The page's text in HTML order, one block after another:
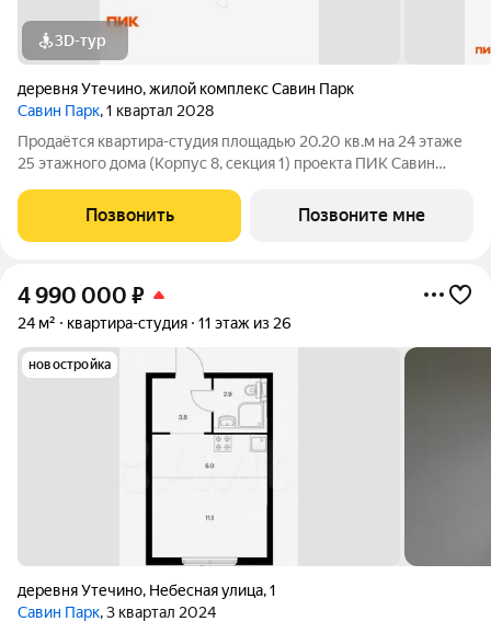
3D-тур
деревня Утечино,жилой комплекс Савин Парк
Савин Парк, 1 квартал 2028
Продаётся квартира-студия площадью 20.20 кв.м на 24 этаже
25 этажного дома (Корпус 8, секция 1) проекта ПИК Савин
функциональная планировка, большие окна, с отделкой. Жилой
квартал «Савин парк»
Позвонить Позвоните мне
4 990 000 ₽
24 м² квартира-студия 11 этаж из 26
новостройка
деревня Утечино, Небесная улица,1
Савин Парк, 3 квартал 2024